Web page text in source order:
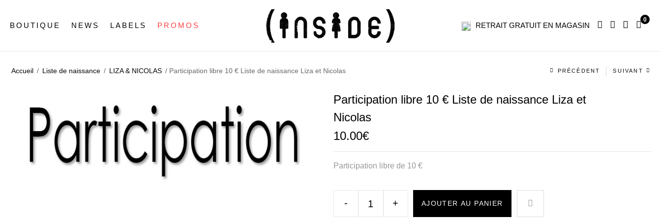
BOUTIQUE NEWS LABELS PROMOS RETRAIT GRATUIT EN MAGASIN
0
Accueil / Liste de naissance / LIZA & NICOLAS / Participation libre 10 € Liste de naissance Liza et Nicolas
Navigation
PRÉCÉDENT SUIVANT
Participation libre 10 € Liste de naissance Liza et
Nicolas
10.00€
Participation libre de 10 €
- + AJOUTER AU PANIER